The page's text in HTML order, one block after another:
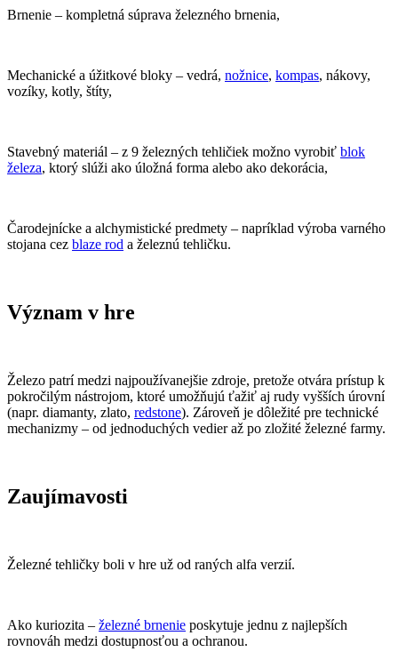
Brnenie – kompletná súprava železného brnenia,
Mechanické a úžitkové bloky – vedrá, nožnice, kompas, nákovy,
vozíky, kotly, štíty,
Stavebný materiál – z 9 železných tehličiek možno vyrobiť blok
železa, ktorý slúži ako úložná forma alebo ako dekorácia,
Čarodejnícke a alchymistické predmety – napríklad výroba varného
stojana cez blaze rod a železnú tehličku.
Význam v hre
Železo patrí medzi najpoužívanejšie zdroje, pretože otvára prístup k
pokročilým nástrojom, ktoré umožňujú ťažiť aj rudy vyšších úrovní
(napr. diamanty, zlato, redstone). Zároveň je dôležité pre technické
mechanizmy – od jednoduchých vedier až po zložité železné farmy.
Zaujímavosti
Železné tehličky boli v hre už od raných alfa verzií.
Ako kuriozita – železné brnenie poskytuje jednu z najlepších
rovnováh medzi dostupnosťou a ochranou.